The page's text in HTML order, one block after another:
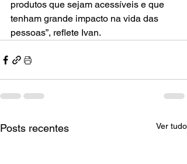
produtos que sejam acessíveis e que
tenham grande impacto na vida das
pessoas”, reflete Ivan.
Posts recentes Ver tudo